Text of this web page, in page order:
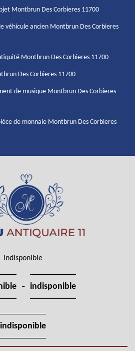
Montbrun Des Corbieres 11700
véhicule ancien Montbrun Des Corbieres
Montbrun Des Corbieres 11700
Des Corbieres 11700
de musique Montbrun Des Corbieres
de monnaie Montbrun Des Corbieres
indisponible
- indisponible
indisponible